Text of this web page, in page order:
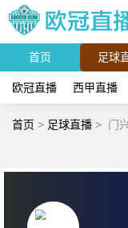
首页 足球
欧冠直播 西甲直播
首页 > 足球直播 > 门